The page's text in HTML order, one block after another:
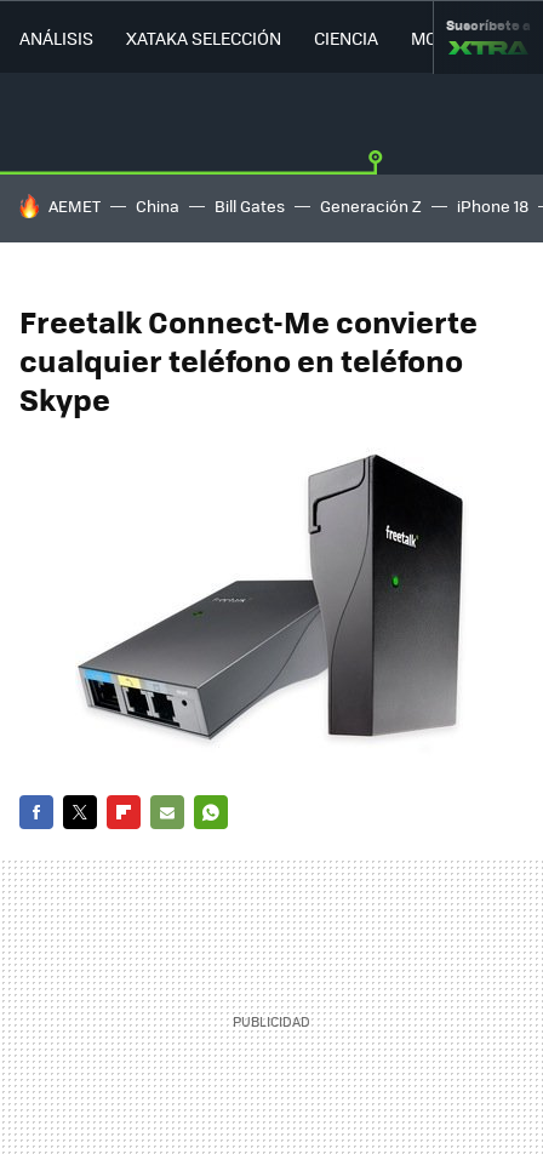
ANÁLISIS XATAKA SELECCIÓN CIENCIA MOVILIDAD
Suscríbete a
HOY SE HABLA DE
AEMET China Bill Gates Generación Z iPhone 18
Freetalk Connect-Me convierte
cualquier teléfono en teléfono
Skype
MAIL